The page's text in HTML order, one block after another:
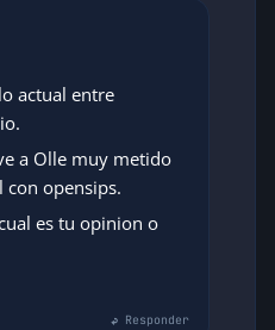
actual entre
a Olle muy metido
con opensips.
es tu opinion o
↩ Responder